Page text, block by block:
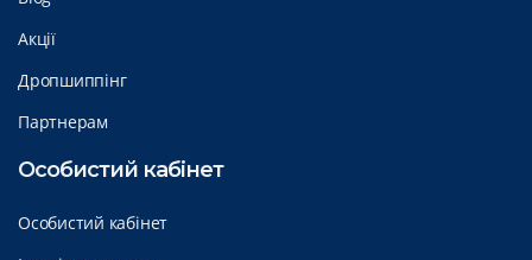
Акції
Дропшиппінг
Партнерам
Особистий кабінет
Особистий кабінет